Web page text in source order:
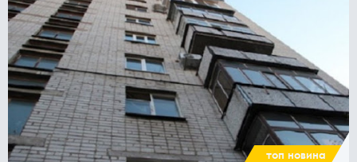
топ новина